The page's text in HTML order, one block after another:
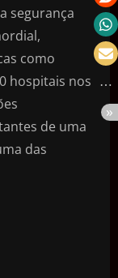
segurança
como
hospitais nos
de uma
das